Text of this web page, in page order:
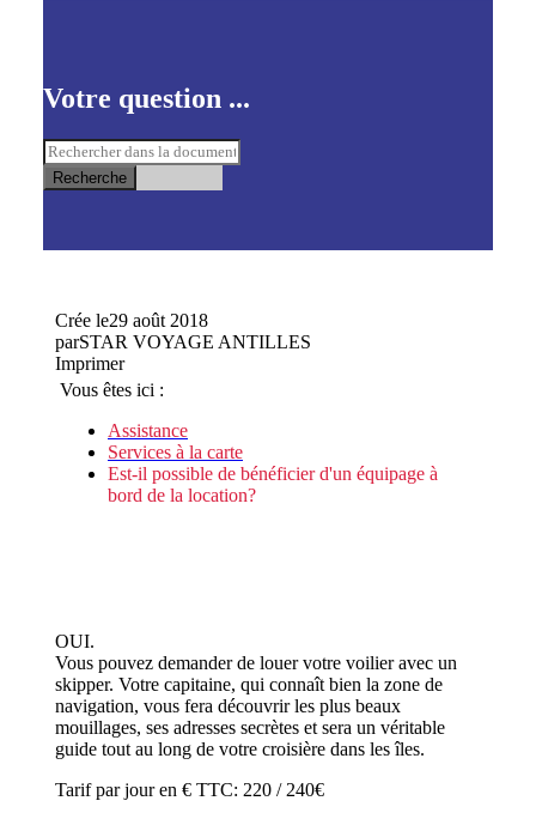
Votre question ...
Recherche
Crée le29 août 2018
parSTAR VOYAGE ANTILLES
Imprimer
Vous êtes ici :
Assistance
Services à la carte
Est-il possible de bénéficier d'un équipage à
bord de la location?
OUI.
Vous pouvez demander de louer votre voilier avec un
skipper. Votre capitaine, qui connaît bien la zone de
navigation, vous fera découvrir les plus beaux
mouillages, ses adresses secrètes et sera un véritable
guide tout au long de votre croisière dans les îles.
Tarif par jour en € TTC: 220 / 240€